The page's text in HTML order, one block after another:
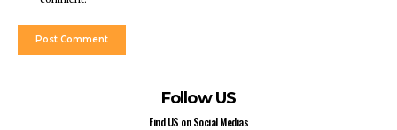
Follow US
Find US on Social Medias